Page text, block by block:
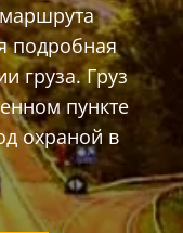
подробная
груза. Груз
пункте
охраной в